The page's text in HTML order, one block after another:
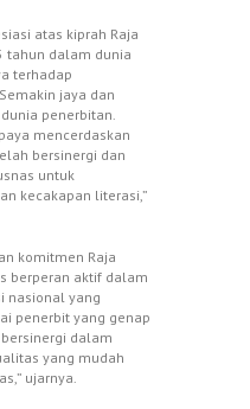
atas kiprah Raja
tahun dalam dunia
terhadap
jaya dan
penerbitan.
mencerdaskan
bersinergi dan
untuk
kecakapan literasi,”
komitmen Raja
berperan aktif dalam
nasional yang
penerbit yang genap
dalam
yang mudah
ujarnya.